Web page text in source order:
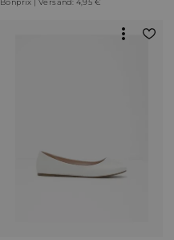
Bonprix | Versand: 4,95 €